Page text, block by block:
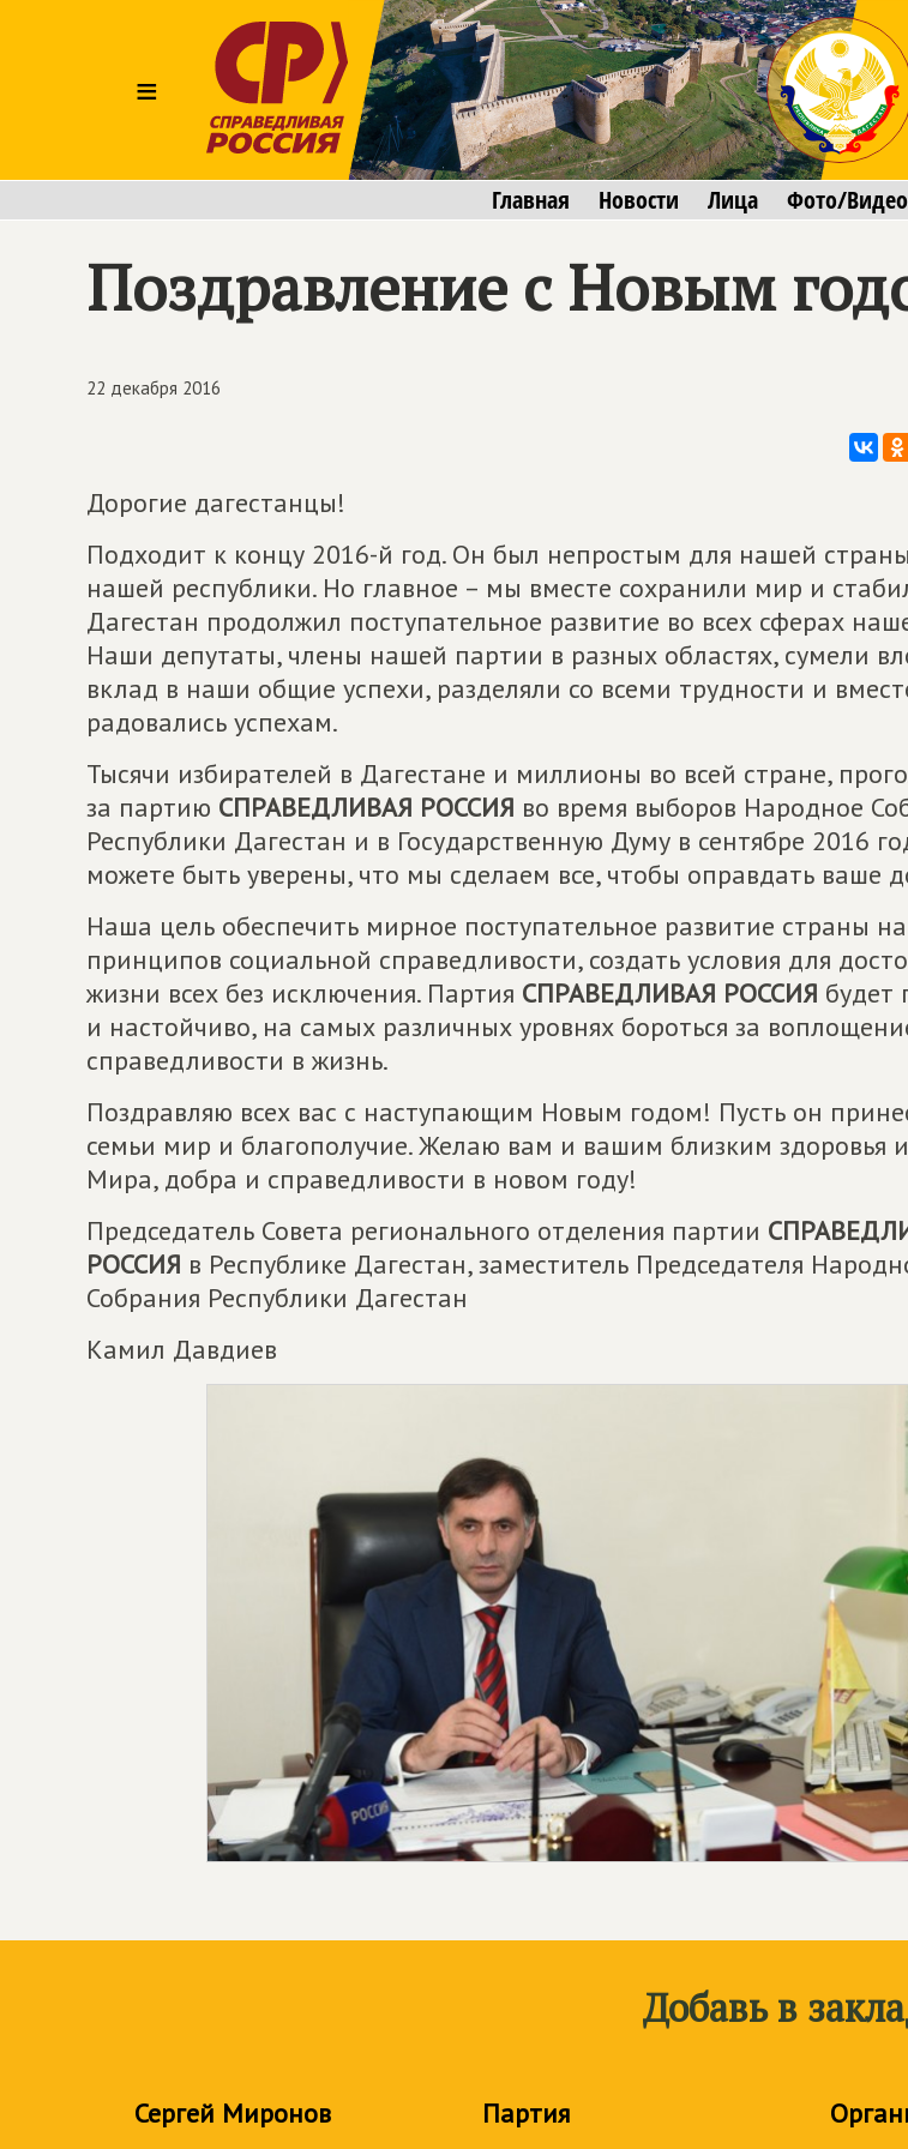
≡
Главная Новости Лица Фото/Видео
Поздравление с Новым
22 декабря 2016
Дорогие дагестанцы!
Подходит к концу 2016-й год. Он был непростым для нашей
нашей республики. Но главное – мы вместе сохранили мир и
Дагестан продолжил поступательное развитие во всех сферах
Наши депутаты, члены нашей партии в разных областях, сумели
вклад в наши общие успехи, разделяли со всеми трудности и
радовались успехам.
Тысячи избирателей в Дагестане и миллионы во всей стране,
за партию СПРАВЕДЛИВАЯ РОССИЯ во время выборов Народное
Республики Дагестан и в Государственную Думу в сентябре 2016
можете быть уверены, что мы сделаем все, чтобы оправдать ваше
Наша цель обеспечить мирное поступательное развитие страны
принципов социальной справедливости, создать условия для
жизни всех без исключения. Партия СПРАВЕДЛИВАЯ РОССИЯ будет
и настойчиво, на самых различных уровнях бороться за
справедливости в жизнь.
Поздравляю всех вас с наступающим Новым годом! Пусть он
семьи мир и благополучие. Желаю вам и вашим близким здоровья и
Мира, добра и справедливости в новом году!
Председатель Совета регионального отделения партии
РОССИЯ в Республике Дагестан, заместитель Председателя
Собрания Республики Дагестан
Камил Давдиев
Добавь в
Сергей Миронов Партия